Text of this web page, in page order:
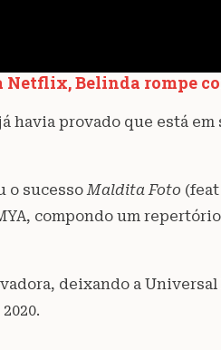
Netflix, Belinda rompe
havia provado que está
o sucessoMaldita Foto
compondo um
deixando a